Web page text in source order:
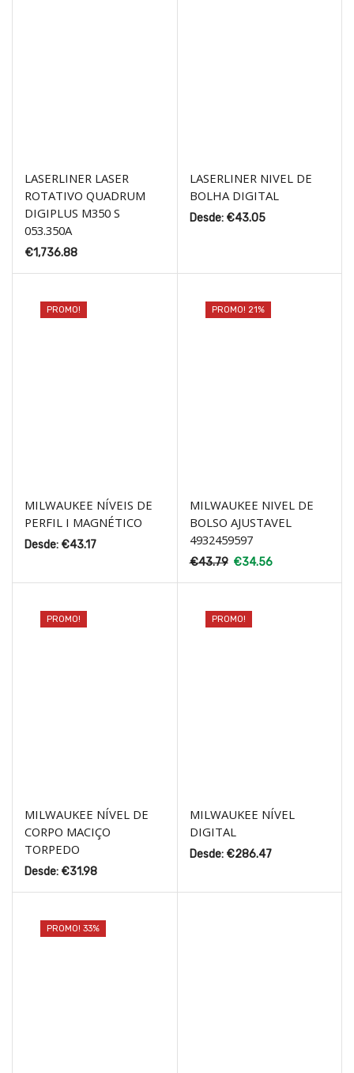
LASERLINER LASER
ROTATIVO QUADRUM
DIGIPLUS M350 S
053.350A
€1,736.88
LASERLINER NIVEL DE
BOLHA DIGITAL
Desde: €43.05
PROMO!
MILWAUKEE NÍVEIS DE
PERFIL I MAGNÉTICO
Desde: €43.17
PROMO! 21%
MILWAUKEE NIVEL DE
BOLSO AJUSTAVEL
4932459597
€43.79 €34.56
PROMO!
MILWAUKEE NÍVEL DE
CORPO MACIÇO
TORPEDO
Desde: €31.98
PROMO!
MILWAUKEE NÍVEL
DIGITAL
Desde: €286.47
PROMO! 33%